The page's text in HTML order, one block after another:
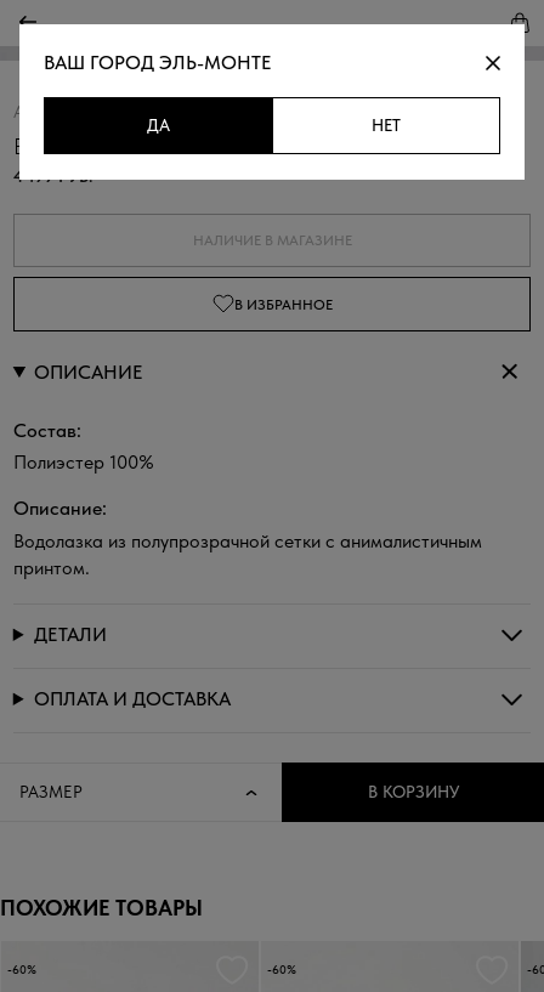
Артикул:
Водолазка из сетки
4 199 РУБ.
НАЛИЧИЕ В МАГАЗИНЕ
В ИЗБРАННОЕ
ОПИСАНИЕ
Состав:
Полиэстер 100%
Описание:
Водолазка из полупрозрачной сетки с анималистичным
принтом.
ДЕТАЛИ
ОПЛАТА И ДОСТАВКА
РАЗМЕР В КОРЗИНУ
ПОХОЖИЕ ТОВАРЫ
-60% -60% -
ВАШ ГОРОДЭЛЬ-МОНТЕ
ДА НЕТ